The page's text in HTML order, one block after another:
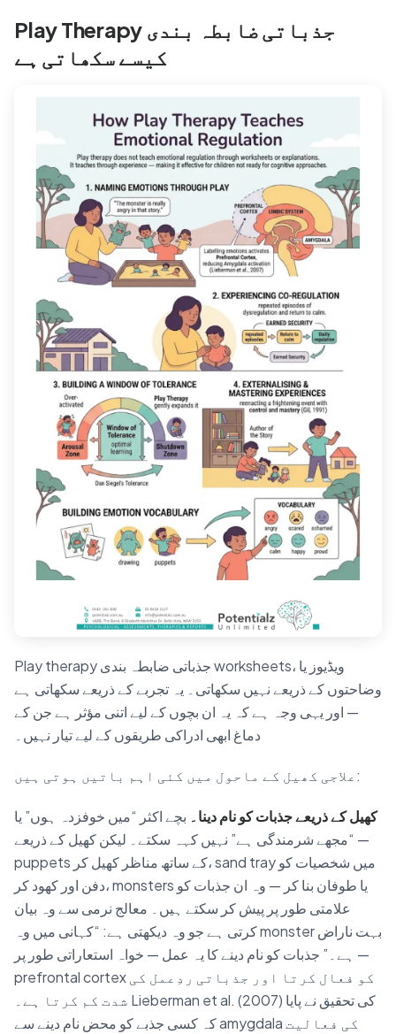
Play Therapy جذباتی ضابطہ بندی
کیسے سکھاتی ہے
Play therapy جذباتی ضابطہ بندی worksheets، ویڈیوز یا
وضاحتوں کے ذریعے نہیں سکھاتی۔ یہ تجربے کے ذریعے سکھاتی ہے
— اور یہی وجہ ہے کہ یہ ان بچوں کے لیے اتنی مؤثر ہے جن کے
دماغ ابھی ادراکی طریقوں کے لیے تیار نہیں۔
علاجی کھیل کے ماحول میں کئی اہم باتیں ہوتی ہیں:
کھیل کے ذریعے جذبات کو نام دینا۔ بچے اکثر “میں خوفزدہ ہوں” یا
“مجھے شرمندگی ہے” نہیں کہہ سکتے۔ لیکن کھیل کے ذریعے —
puppets کے ساتھ مناظر کھیل کر، sand tray میں شخصیات کو
دفن اور کھود کر، monsters یا طوفان بنا کر — وہ ان جذبات کو
علامتی طور پر پیش کر سکتے ہیں۔ معالج نرمی سے وہ بیان
کرتی ہے جو وہ دیکھتی ہے: “کہانی میں وہ monster بہت ناراض
ہے۔” جذبات کو نام دینے کا یہ عمل — خواہ استعاراتی طور پر —
prefrontal cortex کو فعال کرتا اور جذباتی ردِعمل کی
شدت کم کرتا ہے۔ Lieberman et al. (2007) کی تحقیق نے پایا
کہ کسی جذبے کو محض نام دینے سے amygdala کی فعالیت